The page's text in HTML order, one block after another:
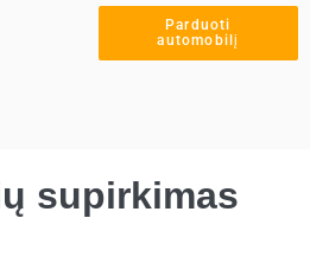
Parduoti
automobilį
supirkimas